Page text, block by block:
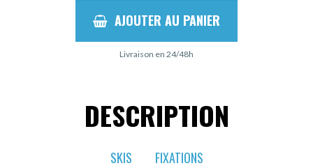
AJOUTER AU PANIER
Livraison en 24/48h
DESCRIPTION
SKIS FIXATIONS